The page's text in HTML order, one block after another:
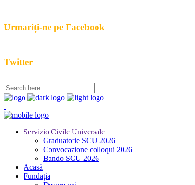
Urmariți-ne pe Facebook
Twitter
Servizio Civile Universale
Graduatorie SCU 2026
Convocazione colloqui 2026
Bando SCU 2026
Acasă
Fundația